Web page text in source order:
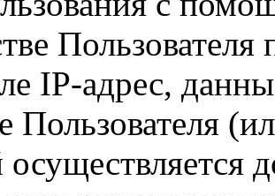
IP-адрес,
Пользователя
осуществляется